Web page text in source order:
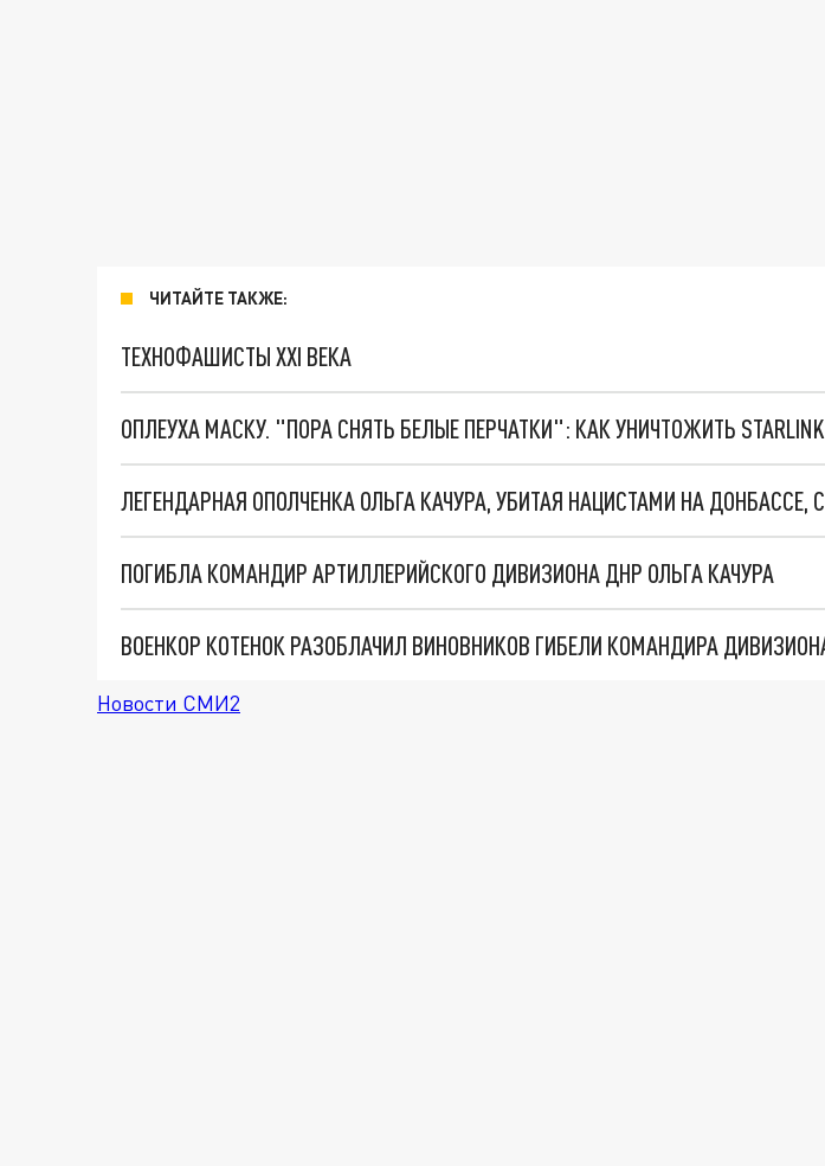
ЧИТАЙТЕ ТАКЖЕ:
ТЕХНОФАШИСТЫ XXI ВЕКА
ОПЛЕУХА МАСКУ. "ПОРА СНЯТЬ БЕЛЫЕ ПЕРЧАТКИ": КАК УНИЧТОЖИТЬ STARLINK
ПОГИБЛА КОМАНДИР АРТИЛЛЕРИЙСКОГО ДИВИЗИОНА ДНР ОЛЬГА КАЧУРА
Новости СМИ2